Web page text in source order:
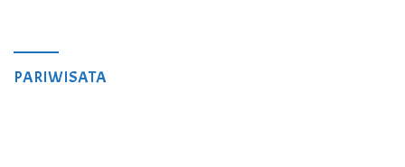
PARIWISATA